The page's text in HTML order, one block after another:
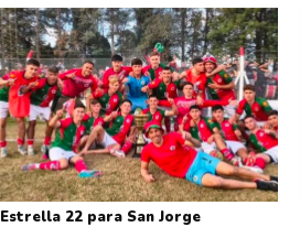
Estrella 22 para San Jorge